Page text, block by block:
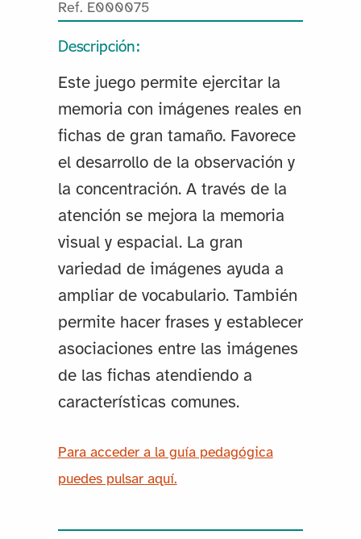
Ref. E000075
Descripción:
Este juego permite ejercitar la
memoria con imágenes reales en
fichas de gran tamaño. Favorece
el desarrollo de la observación y
la concentración. A través de la
atención se mejora la memoria
visual y espacial. La gran
variedad de imágenes ayuda a
ampliar de vocabulario. También
permite hacer frases y establecer
asociaciones entre las imágenes
de las fichas atendiendo a
características comunes.
Para acceder a la guía pedagógica
puedes pulsar aquí.